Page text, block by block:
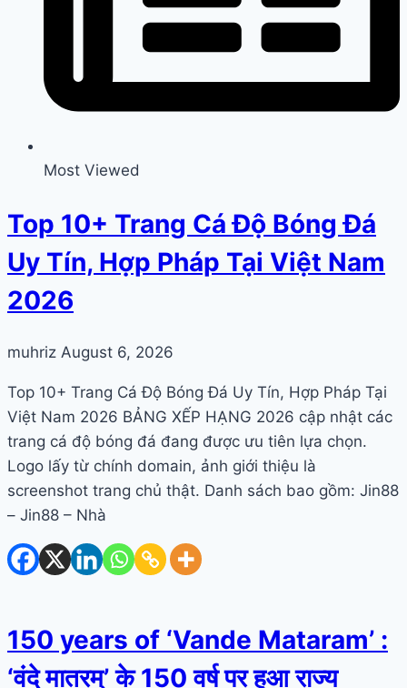
Most Viewed
Top 10+ Trang Cá Độ Bóng Đá
Uy Tín, Hợp Pháp Tại Việt Nam
2026
muhriz August 6, 2026
Top 10+ Trang Cá Độ Bóng Đá Uy Tín, Hợp Pháp Tại
Việt Nam 2026 BẢNG XẾP HẠNG 2026 cập nhật các
trang cá độ bóng đá đang được ưu tiên lựa chọn.
Logo lấy từ chính domain, ảnh giới thiệu là
screenshot trang chủ thật. Danh sách bao gồm: Jin88
– Jin88 – Nhà
150 years of ‘Vande Mataram’ :
‘वंदे मातरम्’ के 150 वर्ष पर हुआ राज्य